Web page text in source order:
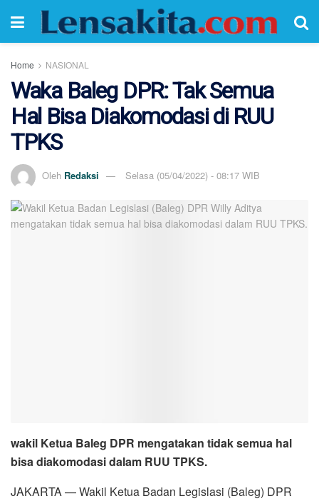
Home NASIONAL
Waka Baleg DPR: Tak Semua
Hal Bisa Diakomodasi di RUU
TPKS
Oleh Redaksi Selasa (05/04/2022) - 08:17 WIB
wakil Ketua Baleg DPR mengatakan tidak semua hal
bisa diakomodasi dalam RUU TPKS.
JAKARTA — Wakil Ketua Badan Legislasi (Baleg) DPR